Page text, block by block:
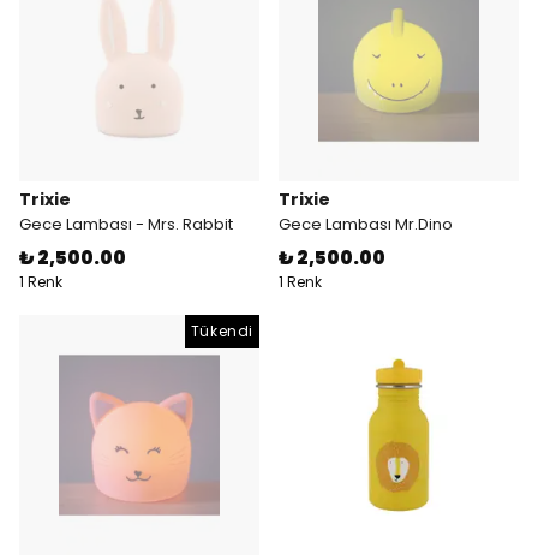
Trixie
Gece Lambası - Mrs. Rabbit
₺ 2,500.00
1 Renk
Trixie
Gece Lambası Mr.Dino
₺ 2,500.00
1 Renk
Tükendi